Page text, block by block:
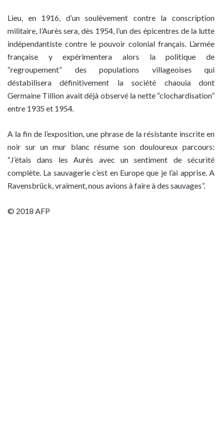
Lieu, en 1916, d’un soulèvement contre la conscription
militaire, l’Aurès sera, dès 1954, l’un des épicentres de la lutte
indépendantiste contre le pouvoir colonial français. L’armée
française y expérimentera alors la politique de
“regroupement” des populations villageoises qui
déstabilisera définitivement la société chaouia dont
Germaine Tillion avait déjà observé la nette “clochardisation”
entre 1935 et 1954.
A la fin de l’exposition, une phrase de la résistante inscrite en
noir sur un mur blanc résume son douloureux parcours:
“J’étais dans les Aurès avec un sentiment de sécurité
complète. La sauvagerie c’est en Europe que je l’ai apprise. A
Ravensbrück, vraiment, nous avions à faire à des sauvages”.
© 2018 AFP